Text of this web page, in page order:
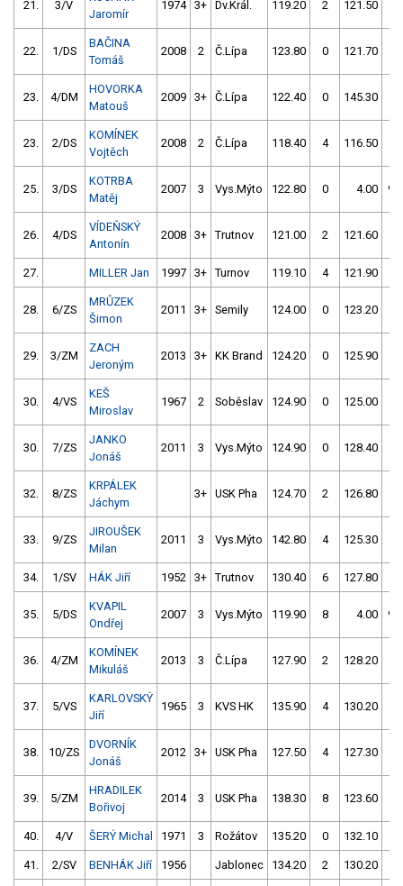
21. 3/V
Jaromír
1974 3+ Dv.Král. 119.20 2 121.50
22. 1/DS
BAČINA
Tomáš
2008 2 Č.Lípa 123.80 0 121.70
23. 4/DM
HOVORKA
Matouš
2009 3+ Č.Lípa 122.40 0 145.30
23. 2/DS
KOMÍNEK
Vojtěch
2008 2 Č.Lípa 118.40 4 116.50
25. 3/DS
KOTRBA
Matěj
2007 3 Vys.Mýto 122.80 0 4.00
26. 4/DS
VÍDEŇSKÝ
Antonín
2008 3+ Trutnov 121.00 2 121.60
27. MILLER Jan 1997 3+ Turnov 119.10 4 121.90
28. 6/ZS
MRŮZEK
Šimon
2011 3+ Semily 124.00 0 123.20
29. 3/ZM
ZACH
Jeroným
2013 3+ KK Brand 124.20 0 125.90
30. 4/VS
KEŠ
Miroslav
1967 2 Soběslav 124.90 0 125.00
30. 7/ZS
JANKO
Jonáš
2011 3 Vys.Mýto 124.90 0 128.40
32. 8/ZS
KRPÁLEK
Jáchym
3+ USK Pha 124.70 2 126.80
33. 9/ZS
JIROUŠEK
Milan
2011 3 Vys.Mýto 142.80 4 125.30
34. 1/SV HÁK Jiří 1952 3+ Trutnov 130.40 6 127.80
35. 5/DS
KVAPIL
Ondřej
2007 3 Vys.Mýto 119.90 8 4.00
36. 4/ZM
KOMÍNEK
Mikuláš
2013 3 Č.Lípa 127.90 2 128.20
37. 5/VS
KARLOVSKÝ
Jiří
1965 3 KVS HK 135.90 4 130.20
38. 10/ZS
DVORNÍK
Jonáš
2012 3+ USK Pha 127.50 4 127.30
39. 5/ZM
HRADILEK
Bořivoj
2014 3 USK Pha 138.30 8 123.60
40. 4/V ŠERÝ Michal 1971 3 Rožátov 135.20 0 132.10
41. 2/SV BENHÁK Jiří 1956 Jablonec 134.20 2 130.20